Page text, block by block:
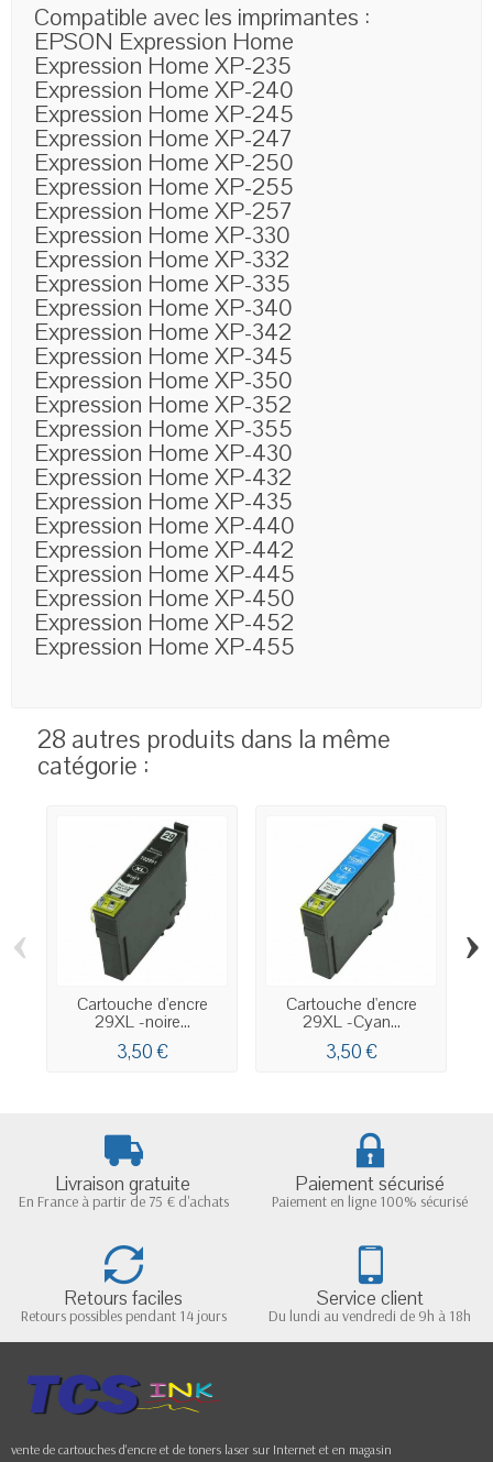
Compatible avec les imprimantes :
EPSON Expression Home
Expression Home XP-235
Expression Home XP-240
Expression Home XP-245
Expression Home XP-247
Expression Home XP-250
Expression Home XP-255
Expression Home XP-257
Expression Home XP-330
Expression Home XP-332
Expression Home XP-335
Expression Home XP-340
Expression Home XP-342
Expression Home XP-345
Expression Home XP-350
Expression Home XP-352
Expression Home XP-355
Expression Home XP-430
Expression Home XP-432
Expression Home XP-435
Expression Home XP-440
Expression Home XP-442
Expression Home XP-445
Expression Home XP-450
Expression Home XP-452
Expression Home XP-455
28 autres produits dans la même
catégorie :
Cartouche d'encre
29XL -noire...
3,50 €
Cartouche d'encre
29XL -Cyan...
3,50 €
‹ ›
Livraison gratuite
En France à partir de 75 € d'achats
Paiement sécurisé
Paiement en ligne 100% sécurisé
Retours faciles
Retours possibles pendant 14 jours
Service client
Du lundi au vendredi de 9h à 18h
vente de cartouches d'encre et de toners laser sur Internet et en magasin